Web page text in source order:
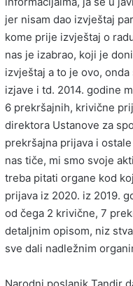
jer nisam dao izvještaj
kome prije izvještaj o
nas je izabrao, koji je
izvještaj a to je ovo,
izjave i td. 2014. godine
6 prekršajnih, krivične
direktora Ustanove za
prekršajna prijava i
nas tiče, mi smo svoje
treba pitati organe kod
prijava iz 2020. iz 2019.
od čega 2 krivične, 7
detaljnim opisom, niz
sve dali nadležnim
Narodni poslanik Tandir